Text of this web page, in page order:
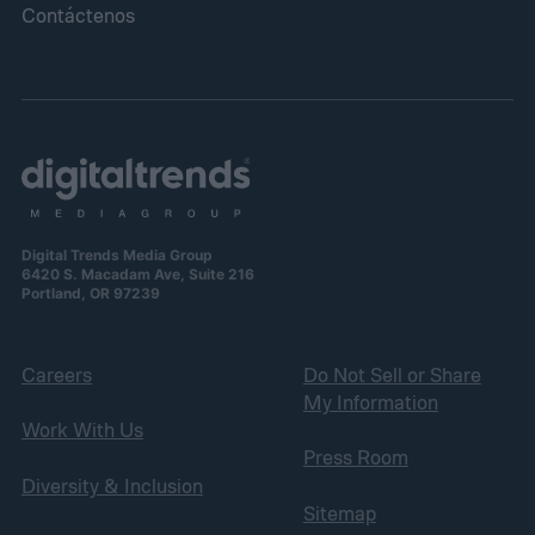
Contáctenos
Digital Trends Media Group
6420 S. Macadam Ave, Suite 216
Portland, OR 97239
Careers
Work With Us
Diversity & Inclusion
Do Not Sell or Share
My Information
Press Room
Sitemap